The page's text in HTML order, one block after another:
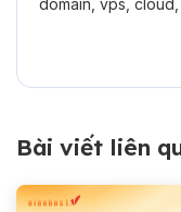
domain, vps,
Bài viết liên